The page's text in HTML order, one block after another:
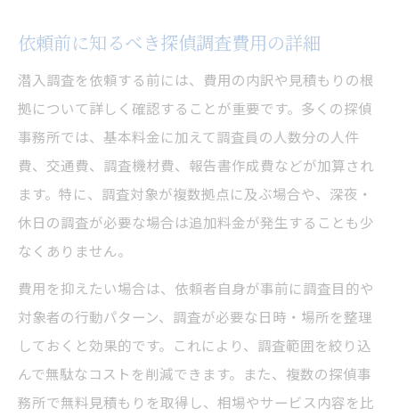
依頼前に知るべき探偵調査費用の詳細
潜入調査を依頼する前には、費用の内訳や見積もりの根
拠について詳しく確認することが重要です。多くの探偵
事務所では、基本料金に加えて調査員の人数分の人件
費、交通費、調査機材費、報告書作成費などが加算され
ます。特に、調査対象が複数拠点に及ぶ場合や、深夜・
休日の調査が必要な場合は追加料金が発生することも少
なくありません。
費用を抑えたい場合は、依頼者自身が事前に調査目的や
対象者の行動パターン、調査が必要な日時・場所を整理
しておくと効果的です。これにより、調査範囲を絞り込
んで無駄なコストを削減できます。また、複数の探偵事
務所で無料見積もりを取得し、相場やサービス内容を比